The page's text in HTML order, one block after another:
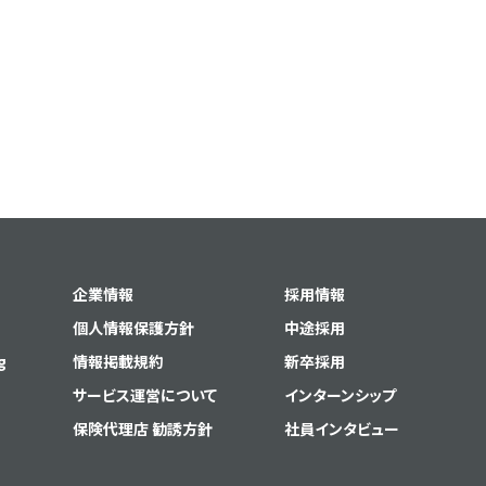
企業情報
個人情報保護方針
情報掲載規約
サービス運営について
保険代理店 勧誘方針
採用情報
中途採用
新卒採用
インターンシップ
社員インタビュー